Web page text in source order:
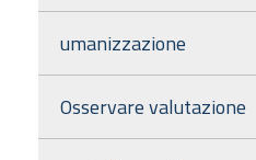
umanizzazione
Osservare valutazione